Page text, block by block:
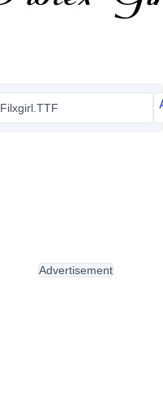
Filxgirl.TTF
Advertisement